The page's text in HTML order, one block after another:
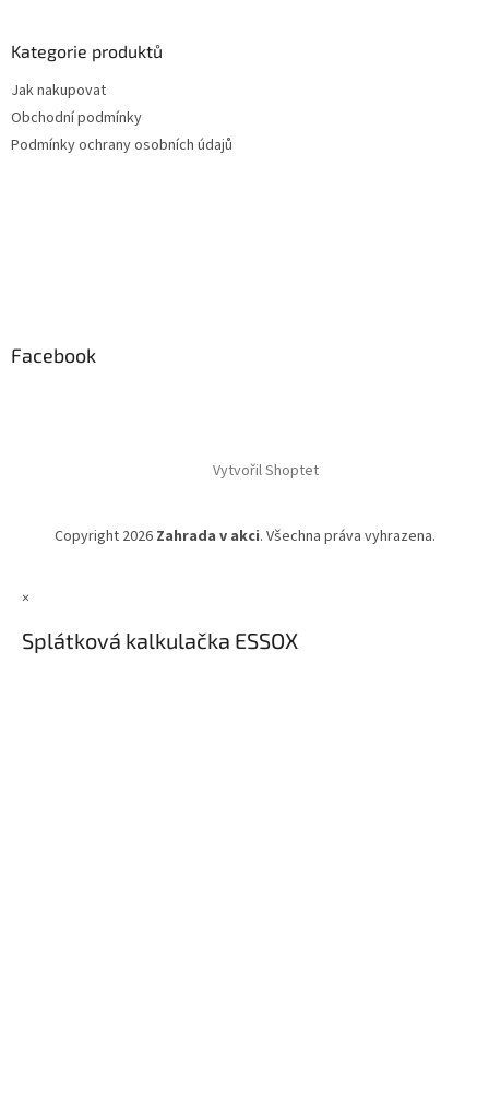
Kategorie produktů
Jak nakupovat
Obchodní podmínky
Podmínky ochrany osobních údajů
Facebook
Vytvořil Shoptet
Copyright 2026 Zahrada v akci. Všechna práva vyhrazena.
×
Splátková kalkulačka ESSOX